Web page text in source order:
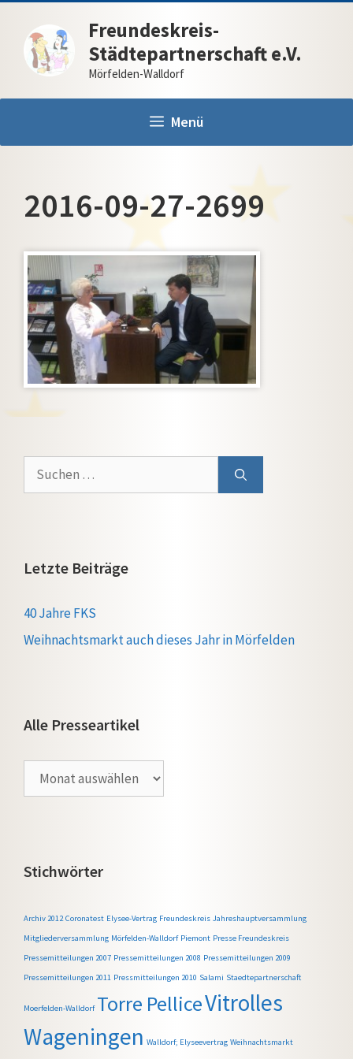
Inhalt
springen
Freundeskreis-
Städtepartnerschaft e.V.
Mörfelden-Walldorf
Menü
2016-09-27-2699
Suchen
nach:
Letzte Beiträge
40 Jahre FKS
Weihnachtsmarkt auch dieses Jahr in Mörfelden
Alle Presseartikel
Presseartikel
Stichwörter
Archiv 2012 Coronatest Elysee-Vertrag Freundeskreis Jahreshauptversammlung
Mitgliederversammlung Mörfelden-Walldorf Piemont Presse Freundeskreis
Pressemitteilungen 2007 Pressemitteilungen 2008 Pressemitteilungen 2009
Pressemitteilungen 2011 Pressmitteilungen 2010 Salami Staedtepartnerschaft
Moerfelden-Walldorf Torre PelliceVitrolles
Wageningen Walldorf; Elyseevertrag Weihnachtsmarkt